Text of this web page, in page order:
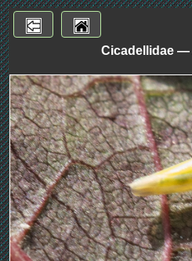
Cicadellidae —